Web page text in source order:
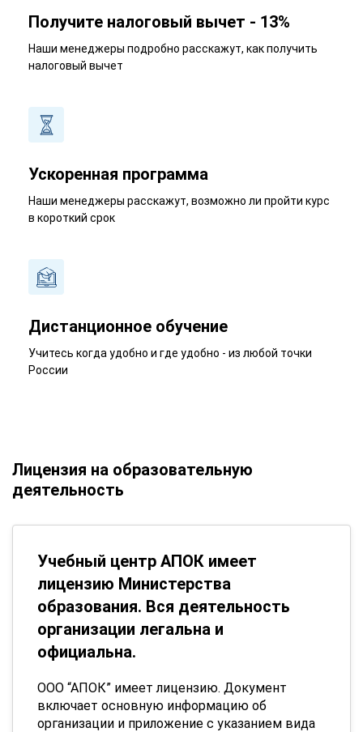
Получите налоговый вычет - 13%
Наши менеджеры подробно расскажут, как получить
налоговый вычет
Ускоренная программа
Наши менеджеры расскажут, возможно ли пройти курс
в короткий срок
Дистанционное обучение
Учитесь когда удобно и где удобно - из любой точки
России
Лицензия на образовательную
деятельность
Учебный центр АПОК имеет
лицензию Министерства
образования. Вся деятельность
организации легальна и
официальна.
ООО “АПОК” имеет лицензию. Документ
включает основную информацию об
организации и приложение с указанием вида